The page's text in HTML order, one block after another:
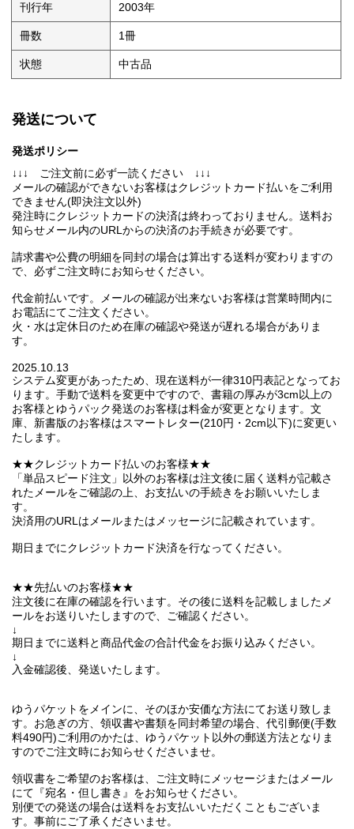
刊行年 2003年
冊数 1冊
状態 中古品
発送について
発送ポリシー
↓↓↓ ご注文前に必ず一読ください ↓↓↓
メールの確認ができないお客様はクレジットカード払いをご利用
できません(即決注文以外)
発注時にクレジットカードの決済は終わっておりません。送料お
知らせメール内のURLからの決済のお手続きが必要です。
請求書や公費の明細を同封の場合は算出する送料が変わりますの
で、必ずご注文時にお知らせください。
代金前払いです。メールの確認が出来ないお客様は営業時間内に
お電話にてご注文ください。
火・水は定休日のため在庫の確認や発送が遅れる場合がありま
す。
2025.10.13
システム変更があったため、現在送料が一律310円表記となってお
ります。手動で送料を変更中ですので、書籍の厚みが3cm以上の
お客様とゆうパック発送のお客様は料金が変更となります。文
庫、新書版のお客様はスマートレター(210円・2cm以下)に変更い
たします。
★★クレジットカード払いのお客様★★
「単品スピード注文」以外のお客様は注文後に届く送料が記載さ
れたメールをご確認の上、お支払いの手続きをお願いいたしま
す。
決済用のURLはメールまたはメッセージに記載されています。
期日までにクレジットカード決済を行なってください。
★★先払いのお客様★★
注文後に在庫の確認を行います。その後に送料を記載しましたメ
ールをお送りいたしますので、ご確認ください。
↓
期日までに送料と商品代金の合計代金をお振り込みください。
↓
入金確認後、発送いたします。
ゆうパケットをメインに、そのほか安価な方法にてお送り致しま
す。お急ぎの方、領収書や書類を同封希望の場合、代引郵便(手数
料490円)ご利用のかたは、ゆうパケット以外の郵送方法となりま
すのでご注文時にお知らせくださいませ。
領収書をご希望のお客様は、ご注文時にメッセージまたはメール
にて『宛名・但し書き』をお知らせください。
別便での発送の場合は送料をお支払いいただくこともございま
す。事前にご了承くださいませ。